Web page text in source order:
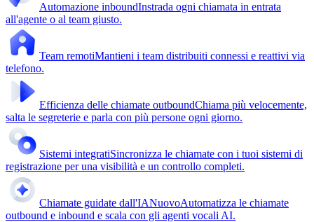
Automazione inboundInstrada ogni chiamata in entrata
all'agente o al team giusto.
Team remotiMantieni i team distribuiti connessi e reattivi via
telefono.
Efficienza delle chiamate outboundChiama più velocemente,
salta le segreterie e parla con più persone ogni giorno.
Sistemi integratiSincronizza le chiamate con i tuoi sistemi di
registrazione per una visibilità e un controllo completi.
Chiamate guidate dall'IANuovoAutomatizza le chiamate
outbound e inbound e scala con gli agenti vocali AI.